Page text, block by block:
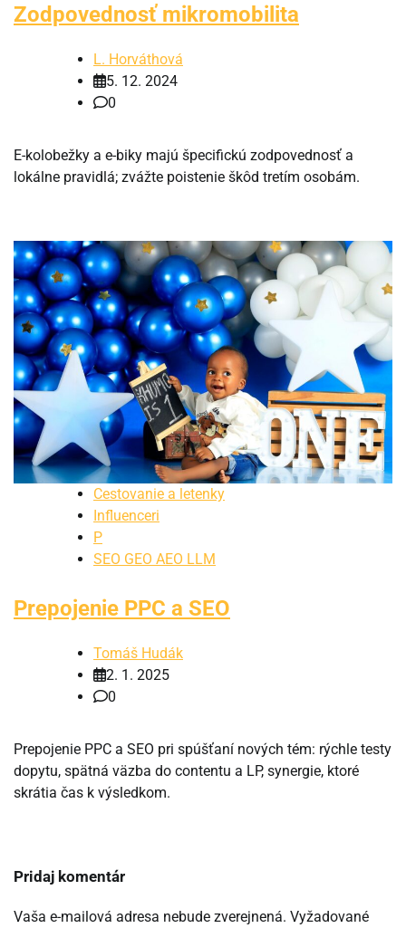
Zodpovednosť mikromobilita
L. Horváthová
5. 12. 2024
0
E-kolobežky a e-biky majú špecifickú zodpovednosť a
lokálne pravidlá; zvážte poistenie škôd tretím osobám.
Cestovanie a letenky
Influenceri
P
SEO GEO AEO LLM
Prepojenie PPC a SEO
Tomáš Hudák
2. 1. 2025
0
Prepojenie PPC a SEO pri spúšťaní nových tém: rýchle testy
dopytu, spätná väzba do contentu a LP, synergie, ktoré
skrátia čas k výsledkom.
Pridaj komentár
Vaša e-mailová adresa nebude zverejnená. Vyžadované